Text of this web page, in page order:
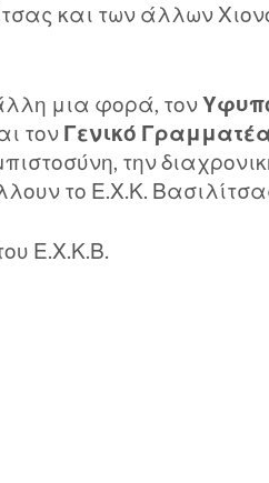
και των άλλων
μια φορά, τον
τον Γενικό
την
το Ε.Χ.Κ.
Ε.Χ.Κ.Β.